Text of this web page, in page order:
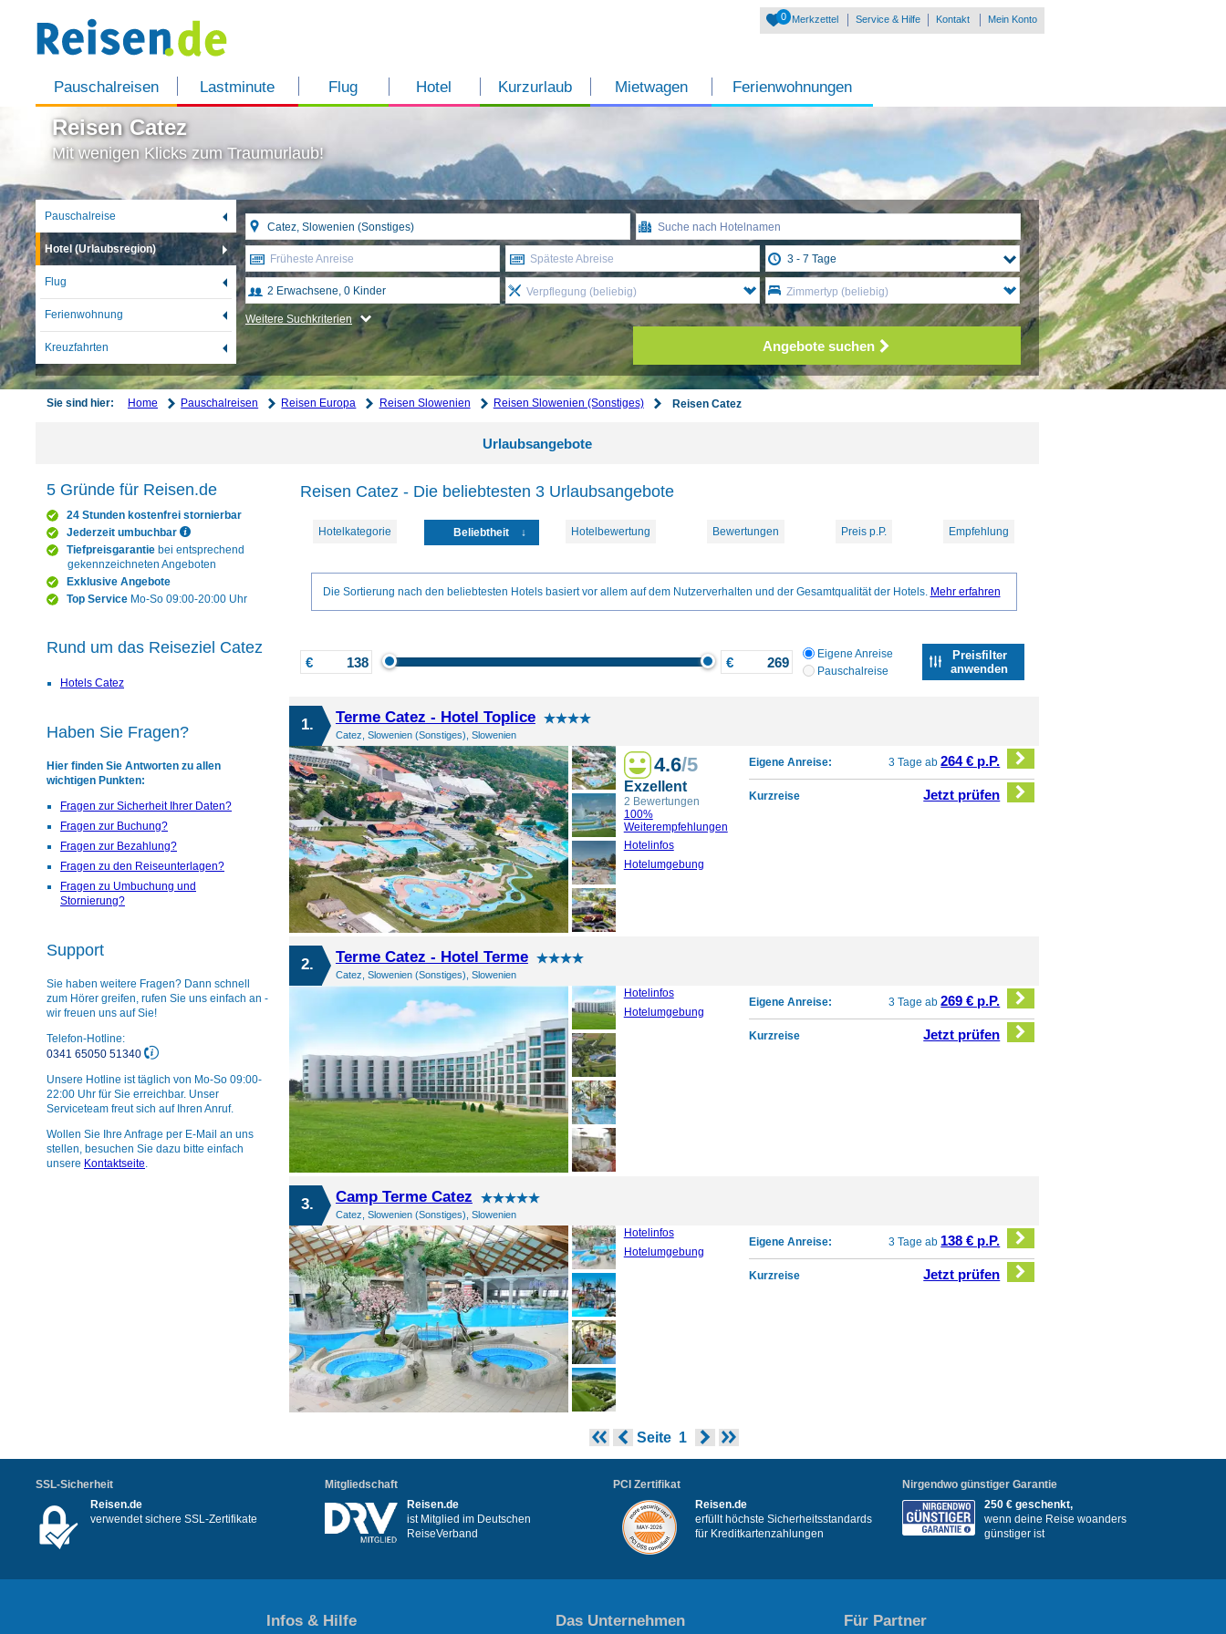
Pauschalreisen Lastminute Flug Hotel Kurzurlaub Mietwagen Ferienwohnungen
0 Merkzettel Service & Hilfe Kontakt Mein Konto
Reisen Catez
Mit wenigen Klicks zum Traumurlaub!
Pauschalreise
Hotel (Urlaubsregion)
Flug
Ferienwohnung
Kreuzfahrten
Früheste Anreise Späteste Abreise
Verpflegung (beliebig) Zimmertyp (beliebig)
Weitere Suchkriterien
Angebote suchen
Sie sind hier: Home Pauschalreisen Reisen Europa Reisen Slowenien Reisen Slowenien (Sonstiges) Reisen Catez
Urlaubsangebote
Reisen Catez - Die beliebtesten 3 Urlaubsangebote
Hotelkategorie Beliebtheit Hotelbewertung Bewertungen Preis p.P. Empfehlung
Die Sortierung nach den beliebtesten Hotels basiert vor allem auf dem Nutzerverhalten und der Gesamtqualität der Hotels. Mehr erfahren
€ €
Eigene Anreise
Pauschalreise
Preisfilter
anwenden
1. Terme Catez - Hotel Toplice
Catez, Slowenien (Sonstiges), Slowenien
4.6/5
Exzellent
2 Bewertungen
100%
Weiterempfehlungen
Hotelinfos
Hotelumgebung
Eigene Anreise: 3 Tage ab264 € p.P.
Kurzreise Jetzt prüfen
2. Terme Catez - Hotel Terme
Catez, Slowenien (Sonstiges), Slowenien
Hotelinfos
Hotelumgebung
Eigene Anreise: 3 Tage ab269 € p.P.
Kurzreise Jetzt prüfen
3. Camp Terme Catez
Catez, Slowenien (Sonstiges), Slowenien
Hotelinfos
Hotelumgebung
Eigene Anreise: 3 Tage ab 138 € p.P.
Kurzreise Jetzt prüfen
Seite 1
5 Gründe für Reisen.de
24 Stunden kostenfrei stornierbar
Jederzeit umbuchbar
Tiefpreisgarantie bei entsprechend
gekennzeichneten Angeboten
Exklusive Angebote
Top Service Mo-So 09:00-20:00 Uhr
Rund um das Reiseziel Catez
Hotels Catez
Haben Sie Fragen?
Hier finden Sie Antworten zu allen
wichtigen Punkten:
Fragen zur Sicherheit Ihrer Daten?
Fragen zur Buchung?
Fragen zur Bezahlung?
Fragen zu den Reiseunterlagen?
Fragen zu Umbuchung und
Stornierung?
Support
Sie haben weitere Fragen? Dann schnell
zum Hörer greifen, rufen Sie uns einfach an -
wir freuen uns auf Sie!
Telefon-Hotline:
0341 65050 51340
Unsere Hotline ist täglich von Mo-So 09:00-
22:00 Uhr für Sie erreichbar. Unser
Serviceteam freut sich auf Ihren Anruf.
Wollen Sie Ihre Anfrage per E-Mail an uns
stellen, besuchen Sie dazu bitte einfach
unsere Kontaktseite.
SSL-Sicherheit
Reisen.de
verwendet sichere SSL-Zertifikate
Mitgliedschaft
Reisen.de
ist Mitglied im Deutschen
ReiseVerband
PCI Zertifikat
Reisen.de
erfüllt höchste Sicherheitsstandards
für Kreditkartenzahlungen
Nirgendwo günstiger Garantie
250 € geschenkt,
wenn deine Reise woanders
günstiger ist
Infos & Hilfe Das Unternehmen Für Partner